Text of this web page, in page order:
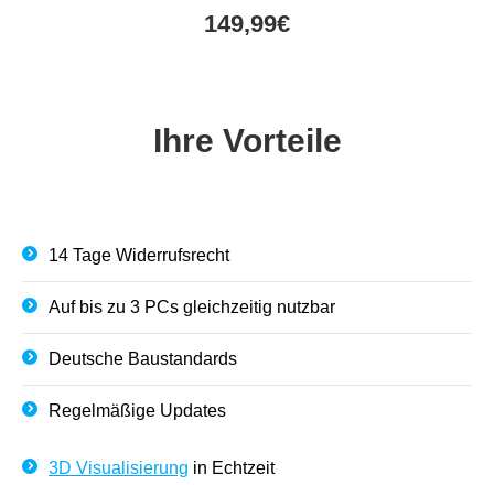
149,99€
Ihre Vorteile
14 Tage Widerrufsrecht
Auf bis zu 3 PCs gleichzeitig nutzbar
Deutsche Baustandards
Regelmäßige Updates
3D Visualisierung in Echtzeit